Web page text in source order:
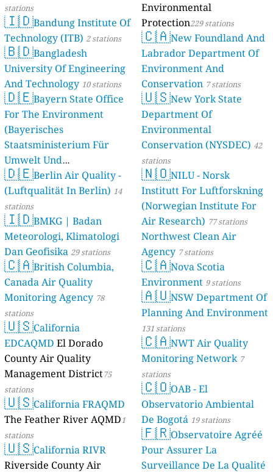
stations
🇮🇩Bandung Institute Of
Technology (ITB) 2 stations
🇧🇩Bangladesh
University Of Engineering
And Technology 10 stations
🇩🇪Bayern State Office
For The Environment
(Bayerisches
Staatsministerium Für
Umwelt Und
Verbraucherschutz) - LfU
46 stations
🇩🇪Berlin Air Quality -
(Luftqualität In Berlin) 14
stations
🇮🇩BMKG | Badan
Meteorologi, Klimatologi
Dan Geofisika 29 stations
🇨🇦British Columbia,
Canada Air Quality
Monitoring Agency 78
stations
🇺🇸California
EDCAQMD El Dorado
County Air Quality
Management District75
stations
🇺🇸California FRAQMD
The Feather River AQMD1
stations
🇺🇸California RIVR
Riverside County Air
Environmental
Protection229 stations
🇨🇦New Foundland And
Labrador Department Of
Environment And
Conservation 7 stations
🇺🇸New York State
Department Of
Environmental
Conservation (NYSDEC) 42
stations
🇳🇴NILU - Norsk
Institutt For Luftforskning
(Norwegian Institute For
Air Research) 77 stations
Northwest Clean Air
Agency 7 stations
🇨🇦Nova Scotia
Environment 9 stations
🇦🇺NSW Department Of
Planning And Environment
131 stations
🇨🇦NWT Air Quality
Monitoring Network 7
stations
🇨🇴OAB - El
Observatorio Ambiental
De Bogotá 19 stations
🇫🇷Observatoire Agréé
Pour Assurer La
Surveillance De La Qualité